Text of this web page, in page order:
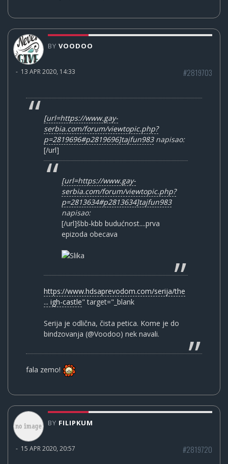
BY VOODOO
- 13 APR 2020, 14:33 #2819703
[url=https://www.gay-
serbia.com/forum/viewtopic.php?
p=2819696#p2819696]tajfun983napisao:
[/url]
[url=https://www.gay-
serbia.com/forum/viewtopic.php?
p=2813634#p2813634]tajfun983
napisao:
[/url]šbb-kbb budućnost....prva
epizoda obecava
https://www.hdsaprevodom.com/serija/the
... igh-castle" target="_blank
Serija je odlična, čista petica. Kome je do
bindzovanja (@Voodoo) nek navali.
fala zemo!
BY FILIPKUM
- 15 APR 2020, 20:57 #2819720